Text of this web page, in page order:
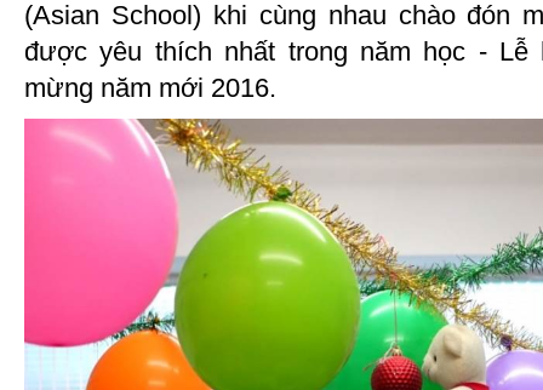
(Asian School) khi cùng nhau chào đón
được yêu thích nhất trong năm học - Lễ
mừng năm mới 2016.